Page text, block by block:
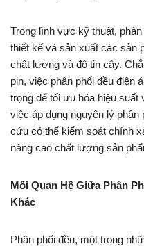
Trong lĩnh vực kỹ thuật,
thiết kế và sản xuất các sản
chất lượng và độ tin cậy.
pin, việc phân phối đều điện
trọng để tối ưu hóa hiệu
việc áp dụng nguyên lý
cứu có thể kiểm soát chính
nâng cao chất lượng sản
Mối Quan Hệ Giữa Phân
Khác
Phân phối đều, một trong